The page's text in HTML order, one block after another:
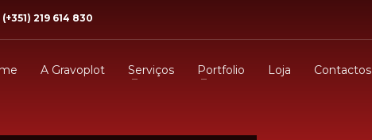
(+351) 219 614 830
A Gravoplot Serviços Portfolio Loja Contactos